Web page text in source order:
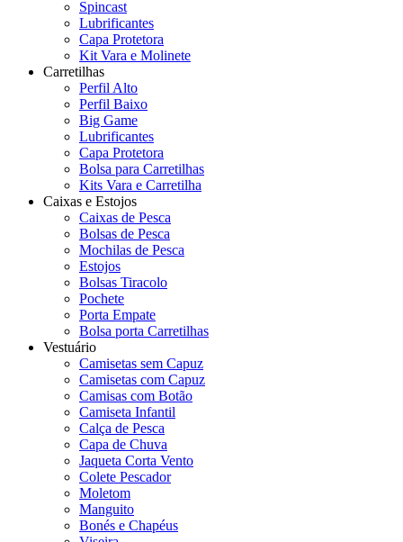
Spincast
Lubrificantes
Capa Protetora
Kit Vara e Molinete
Carretilhas
Perfil Alto
Perfil Baixo
Big Game
Lubrificantes
Capa Protetora
Bolsa para Carretilhas
Kits Vara e Carretilha
Caixas e Estojos
Caixas de Pesca
Bolsas de Pesca
Mochilas de Pesca
Estojos
Bolsas Tiracolo
Pochete
Porta Empate
Bolsa porta Carretilhas
Vestuário
Camisetas sem Capuz
Camisetas com Capuz
Camisas com Botão
Camiseta Infantil
Calça de Pesca
Capa de Chuva
Jaqueta Corta Vento
Colete Pescador
Moletom
Manguito
Bonés e Chapéus